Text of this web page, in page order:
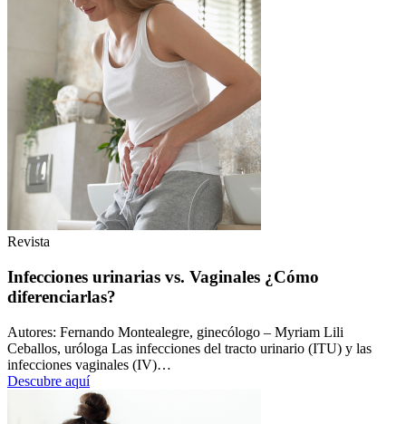
Revista
Infecciones urinarias vs. Vaginales ¿Cómo
diferenciarlas?
Autores: Fernando Montealegre, ginecólogo – Myriam Lili
Ceballos, uróloga Las infecciones del tracto urinario (ITU) y las
infecciones vaginales (IV)…
Descubre aquí